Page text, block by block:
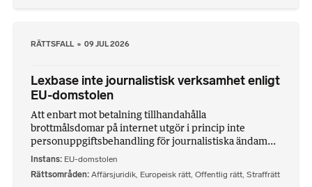
RÄTTSFALL 09 JUL 2026
Lexbase inte journalistisk verksamhet enligt
EU-domstolen
Att enbart mot betalning tillhandahålla
brottmålsdomar på internet utgör i princip inte
personuppgiftsbehandling för journalistiska ändam...
Instans EU-domstolen
Rättsområden Affärsjuridik, Europeisk rätt, Offentlig rätt, Straffrätt